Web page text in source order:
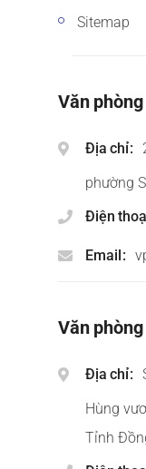
Sitemap
Văn
Địa chỉ
phường
Điện
Email
Văn
Địa chỉ
Hùng
Tỉnh